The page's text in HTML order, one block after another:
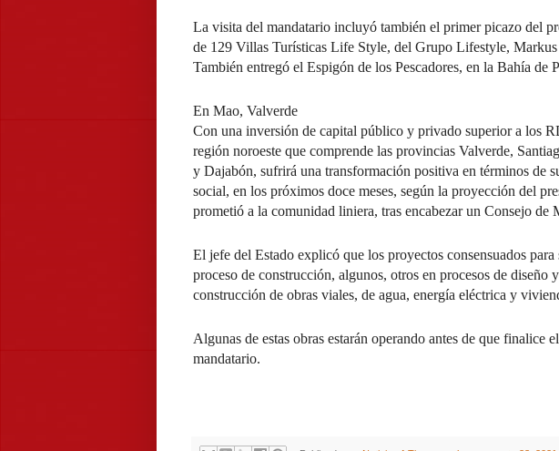
La visita del mandatario incluyó también el primer picazo del
de 129 Villas Turísticas Life Style, del Grupo Lifestyle, Markus
También entregó el Espigón de los Pescadores, en la Bahía de
En Mao, Valverde
Con una inversión de capital público y privado superior a los
región noroeste que comprende las provincias Valverde,
y Dajabón, sufrirá una transformación positiva en términos de
social, en los próximos doce meses, según la proyección del
prometió a la comunidad liniera, tras encabezar un Consejo de
El jefe del Estado explicó que los proyectos consensuados para
proceso de construcción, algunos, otros en procesos de diseño
construcción de obras viales, de agua, energía eléctrica y
Algunas de estas obras estarán operando antes de que finalice
mandatario.